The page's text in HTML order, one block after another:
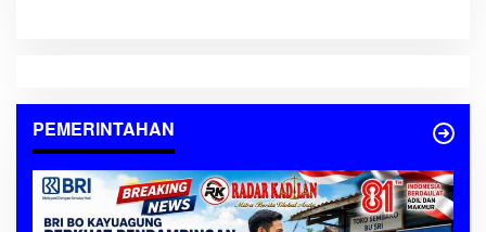
PEMERINTAHAN